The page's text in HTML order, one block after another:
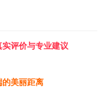
评价与专业建议
的美丽距离